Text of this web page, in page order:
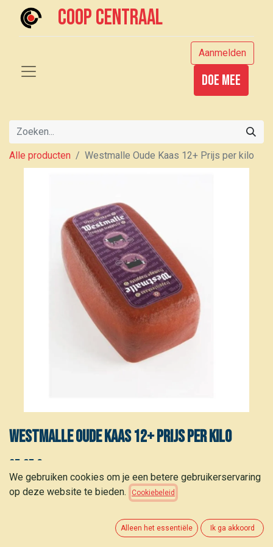
Coop centraal
Aanmelden
Doe mee
Alle producten Westmalle Oude Kaas 12+ Prijs per kilo
Westmalle Oude Kaas 12+ Prijs per kilo
25,05 €
TOEVOEGEN AAN WINKELMANDJE
We gebruiken cookies om je een betere gebruikerservaring
op deze website te bieden.
Cookiebeleid
Alleen het essentiële Ik ga akkoord